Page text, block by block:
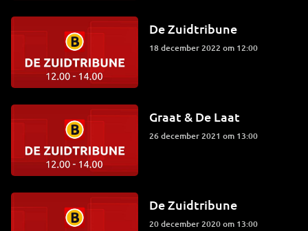
De Zuidtribune
18 december 2022 om 12:00
Graat & De Laat
26 december 2021 om 13:00
De Zuidtribune
20 december 2020 om 13:00